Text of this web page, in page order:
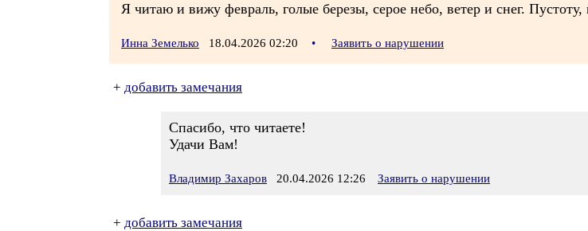
Я читаю и вижу февраль, голые березы, серое небо, ветер и снег.
Инна Земелько 18.04.2026 02:20 • Заявить о нарушении
+ добавить замечания
Спасибо, что читаете!
Удачи Вам!
Владимир Захаров 20.04.2026 12:26 Заявить о нарушении
+ добавить замечания